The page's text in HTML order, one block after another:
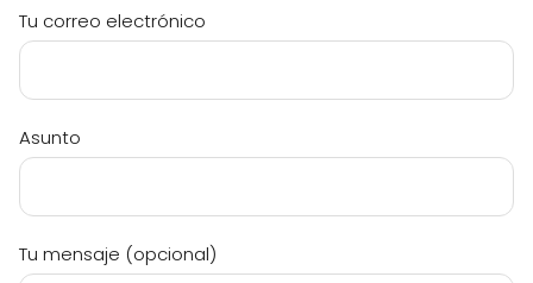
Tu correo electrónico
Asunto
Tu mensaje (opcional)